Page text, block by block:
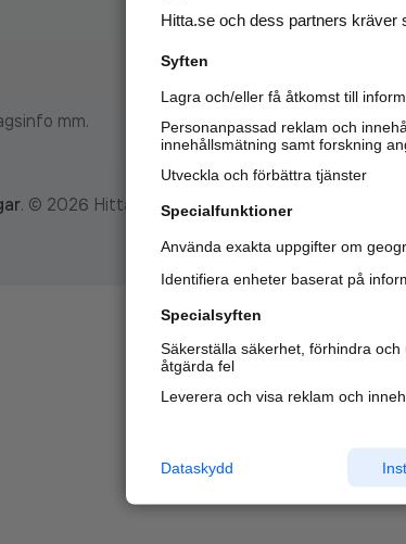
mm.
nya
Läs
. © 2026 Hitta.se
Hitta.se och dess partners kräver
Syften
Lagra och/eller få åtkomst till
Personanpassad reklam och
innehållsmätning samt forskning
Utveckla och förbättra tjänster
Specialfunktioner
Använda exakta uppgifter om
Identifiera enheter baserat på
Specialsyften
Säkerställa säkerhet, förhindra
åtgärda fel
Leverera och visa reklam och
Dataskydd